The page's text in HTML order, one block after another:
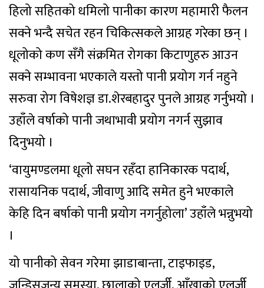
हिलो सहितको धमिलो पानीका कारण महामारी फैलन
सक्ने भन्दै सचेत रहन चिकित्सकले आग्रह गरेका छन् ।
धूलोको कण सँगै संक्रमित रोगका किटाणुहरु आउन
सक्ने सम्भावना भएकाले यस्तो पानी प्रयोग गर्न नहुने
सरुवा रोग विषेशज्ञ डा.शेरबहादुर पुनले आग्रह गर्नुभयो ।
उहाँले वर्षाको पानी जथाभावी प्रयोग नगर्न सुझाव
दिनुभयो ।
‘वायुमण्डलमा धूलो सघन रहँदा हानिकारक पदार्थ,
रासायनिक पदार्थ, जीवाणु आदि समेत हुने भएकाले
केहि दिन बर्षाको पानी प्रयोग नगर्नुहोला’ उहाँले भन्नुभयो
।
यो पानीको सेवन गरेमा झाडाबान्ता, टाइफाइड,